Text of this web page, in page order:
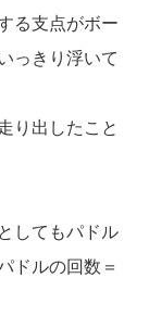
る支点がボー
っきり浮いて
り出したこと
してもパドル
ドルの回数＝